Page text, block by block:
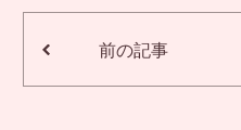
前の記事